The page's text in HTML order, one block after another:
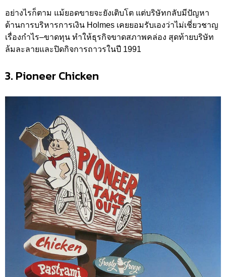
อย่างไรก็ตาม แม้ยอดขายจะยังเติบโต แต่บริษัทกลับมีปัญหา
ด้านการบริหารการเงิน Holmes เคยยอมรับเองว่าไม่เชี่ยวชาญ
เรื่องกำไร–ขาดทุน ทำให้ธุรกิจขาดสภาพคล่อง สุดท้ายบริษัท
ล้มละลายและปิดกิจการถาวรในปี 1991
3. Pioneer Chicken